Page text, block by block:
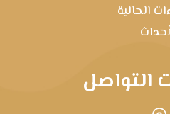
الحالية
التواصل